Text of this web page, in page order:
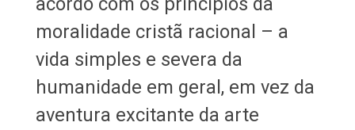
moralidade cristã racional – a
vida simples e severa da
humanidade em geral, em vez da
aventura excitante da arte